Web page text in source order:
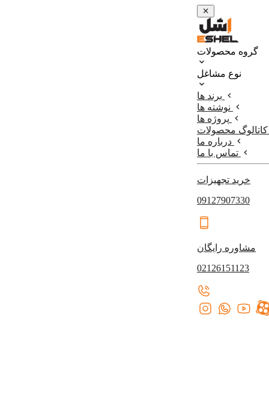
گروه محصولات
نوع مشاغل
برند ها
نوشته ها
پروژه ها
کاتالوگ محصولات
درباره ما
تماس با ما
خرید تجهیزات
09127907330
مشاوره رایگان
02126151123